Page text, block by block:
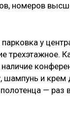
номеров
у
трехэтажное.
шампунь и
— раз